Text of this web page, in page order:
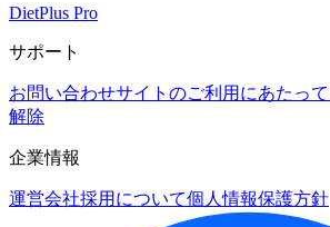
DietPlus Pro
サポート
お問い合わせサイトのご利用にあたって
解除
企業情報
運営会社採用について個人情報保護方針